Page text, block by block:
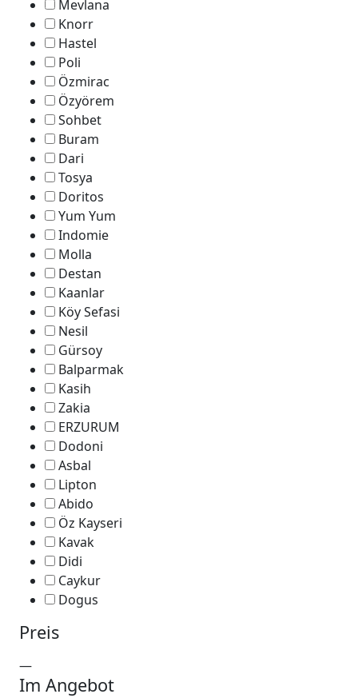
Mevlana
Knorr
Hastel
Poli
Özmirac
Özyörem
Sohbet
Buram
Dari
Tosya
Doritos
Yum Yum
Indomie
Molla
Destan
Kaanlar
Köy Sefasi
Nesil
Gürsoy
Balparmak
Kasih
Zakia
ERZURUM
Dodoni
Asbal
Lipton
Abido
Öz Kayseri
Kavak
Didi
Caykur
Dogus
Preis
—
Im Angebot